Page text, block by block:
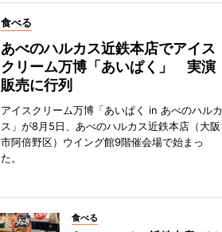
食べる
あべのハルカス近鉄本店でアイス
クリーム万博「あいぱく」 実演
販売に行列
アイスクリーム万博「あいぱく in あべのハルカ
ス」が8月5日、あべのハルカス近鉄本店（大阪
市阿倍野区）ウイング館9階催会場で始まっ
た。
食べる